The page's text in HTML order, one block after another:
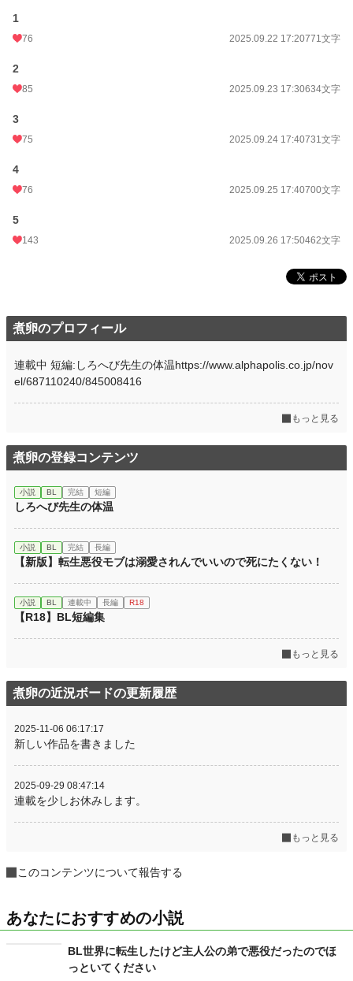
1
76 2025.09.22 17:20771文字
2
85 2025.09.23 17:30634文字
3
75 2025.09.24 17:40731文字
4
76 2025.09.25 17:40700文字
5
143 2025.09.26 17:50462文字
煮卵のプロフィール
連載中 短編:しろへび先生の体温https://www.alphapolis.co.jp/nov
el/687110240/845008416
もっと見る
煮卵の登録コンテンツ
小説 BL 完結 短編
しろへび先生の体温
小説 BL 完結 長編
【新版】転生悪役モブは溺愛されんでいいので死にたくない！
小説 BL 連載中 長編 R18
【R18】BL短編集
もっと見る
煮卵の近況ボードの更新履歴
2025-11-06 06:17:17
新しい作品を書きました
2025-09-29 08:47:14
連載を少しお休みします。
もっと見る
このコンテンツについて報告する
あなたにおすすめの小説
BL世界に転生したけど主人公の弟で悪役だったのでほ
っといてください